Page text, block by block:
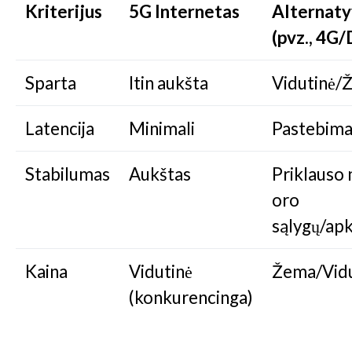
Kriterijus 5G Internetas
(pvz., 4G/
Sparta Itin aukšta Vidutinė/
Latencija Minimali Pastebima
Stabilumas Aukštas
Priklauso
oro
sąlygų/
Kaina
Vidutinė
(konkurencinga)
Žema/